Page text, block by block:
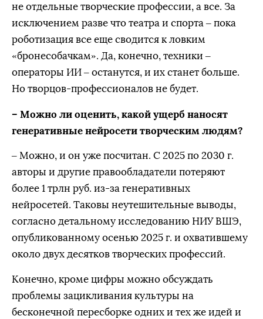
не отдельные творческие профессии, а все. За
исключением разве что театра и спорта – пока
роботизация все еще сводится к ловким
«бронесобачкам». Да, конечно, техники –
операторы ИИ – останутся, и их станет больше.
Но творцов-профессионалов не будет.
– Можно ли оценить, какой ущерб наносят
генеративные нейросети творческим людям?
– Можно, и он уже посчитан. С 2025 по 2030 г.
авторы и другие правообладатели потеряют
более 1 трлн руб. из-за генеративных
нейросетей. Таковы неутешительные выводы,
согласно детальному исследованию НИУ ВШЭ,
опубликованному осенью 2025 г. и охватившему
около двух десятков творческих профессий.
Конечно, кроме цифры можно обсуждать
проблемы зацикливания культуры на
бесконечной пересборке одних и тех же идей и